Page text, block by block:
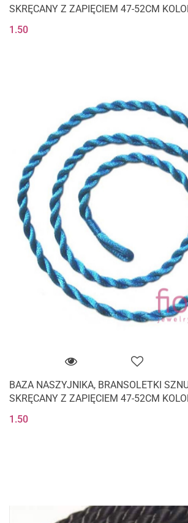
SKRĘCANY Z ZAPIĘCIEM 47-52CM
1.50
BAZA NASZYJNIKA, BRANSOLETKI
SKRĘCANY Z ZAPIĘCIEM 47-52CM
1.50